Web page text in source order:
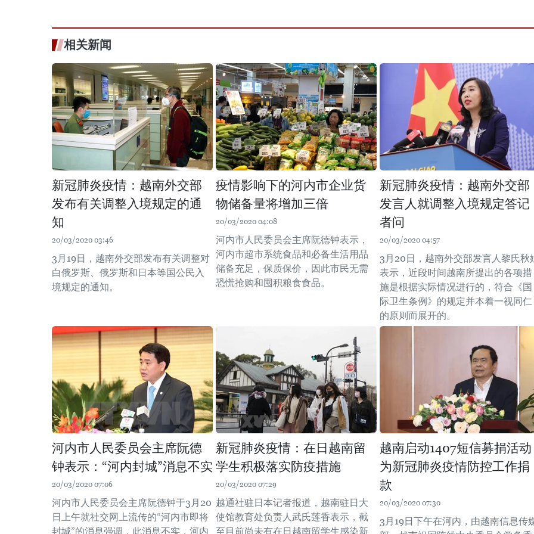
相关新闻
新冠肺炎疫情：越南外交部
发布有关调整入境规定的通
知
20/03/2020 03:46
3月19日，越南外交部发布有关调整对
白俄罗斯、俄罗斯和日本等国公民入
境规定的通知。
疫情影响下的河内市企业货
物储备量将增加三倍
20/03/2020 04:08
河内市人民委员会主席阮德钟表示，
河内市超市系统食品和必备生活用品
储备充足，保质保价，因此市民无需
恐慌抢购和囤积粮食食品。
新冠肺炎疫情：越南外交部
发言人就调整入境规定答记
者问
20/03/2020 04:57
3月20日，越南外交部发言人黎氏秋
表示，近段时间越南所提出的各项措
施是根据实际情况进行的，符合《国
际卫生条例》的规定并本着一视同仁
的原则而展开的。
河内市人民委员会主席阮德
钟表示：“河内封城”消息不实
20/03/2020 07:06
河内市人民委员会主席阮德钟于3月20
日上午就社交网上流传的“河内市即将
封城”的消息强调，此消息不实，河内
新冠肺炎疫情：在日越南留
学生积极落实防疫措施
20/03/2020 07:29
越通社驻日本记者报道，越南驻日大
使馆教育处负责人武氏莲香表示，截
至目前尚未有在日越南留学生感染新
越南启动1407短信募捐活动
为新冠肺炎疫情防控工作捐
款
20/03/2020 07:30
3月19日下午在河内，由越南信息传